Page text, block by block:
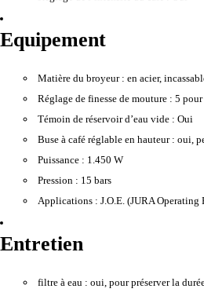
Equipement
Matière du broyeur : en acier,
Réglage de finesse de mouture : 5 pour
Témoin de réservoir d’eau vide : Oui
Buse à café réglable en hauteur : oui,
Puissance : 1.450 W
Pression : 15 bars
Applications : J.O.E. (JURA Operating
Entretien
filtre à eau : oui, pour préserver la